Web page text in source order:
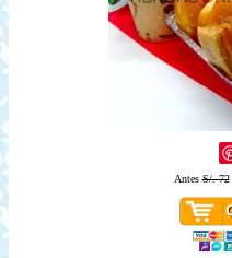
AntesS/. 72